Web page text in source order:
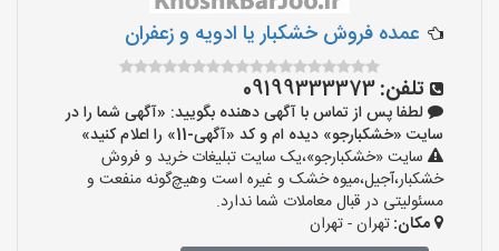
عمده فروش خشکبار یا ادویه و زعفران
تلفن:09199333373
لطفا پس از تماس با آگهی دهنده بگویید: «آگهی شما را در
سایت «خشکبارجو» دیده ام و کد «آگهی-11» را اعلام کنید»
سایت «خشکبارجو»،یک سایت تبلیغات خرید و فروش
خشکبار،آجیل،میوه خشک و غیره است وهیچ‌گونه منفعت و
مسئولیتی در قبال معاملات شما ندارد.
مکان:تهران - تهران